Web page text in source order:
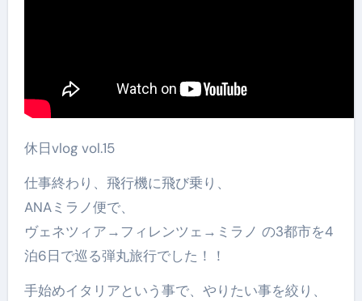
休日vlog vol.15
仕事終わり、飛行機に飛び乗り、
ANAミラノ便で、
ヴェネツィア→フィレンツェ→ミラノ の3都市を4
泊6日で巡る弾丸旅行でした！！
手始めイタリアという事で、やりたい事を絞り、